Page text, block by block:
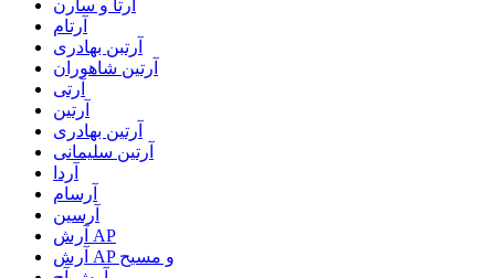
آرتا و سارن
آرتام
آرتبن بهادری
آرتين شاهوران
آرتی
آرتین
آرتین بهادری
آرتین سلیمانی
آردا
آرسام
آرسین
آرش AP
آرش AP و مسیح